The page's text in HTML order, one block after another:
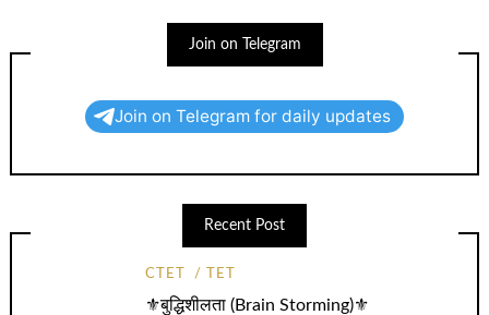
Join on Telegram
Join on Telegram for daily updates
Recent Post
CTET TET
⚜️बुद्धिशीलता (Brain Storming)⚜️